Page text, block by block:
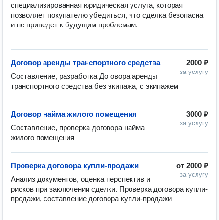
специализированная юридическая услуга, которая
позволяет покупателю убедиться, что сделка безопасна
и не приведет к будущим проблемам.
2000 ₽
за услугу
Договор аренды транспортного средства
Составление, разработка Договора аренды
транспортного средства без экипажа, с экипажем
3000 ₽
за услугу
Договор найма жилого помещения
Составление, проверка договора найма
жилого помещения
от 2000 ₽
за услугу
Проверка договора купли-продажи
Анализ документов, оценка перспектив и
рисков при заключении сделки. Проверка договора купли-
продажи, составление договора купли-продажи